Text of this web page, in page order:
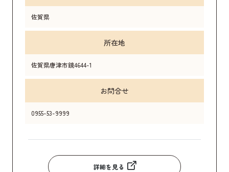
佐賀県
所在地
佐賀県唐津市鏡4644-1
お問合せ
0955-53-9999
詳細を見る